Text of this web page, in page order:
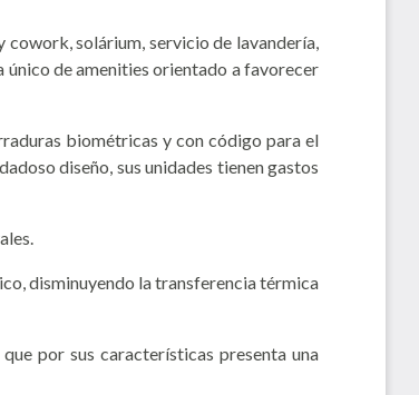
solárium, servicio de lavandería,
único de amenities orientado a favorecer
biométricas y con código para el
diseño, sus unidades tienen gastos
disminuyendo la transferencia térmica
por sus características presenta una